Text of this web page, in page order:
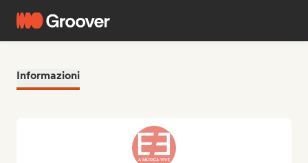
Informazioni